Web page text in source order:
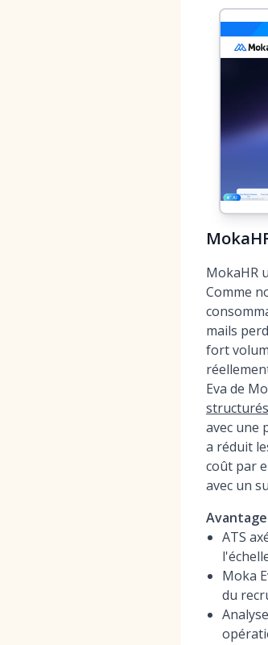
MokaHR
Comme
mails
fort
Eva de
avec une
a réduit
coût par
avec un
ATS
Moka
du